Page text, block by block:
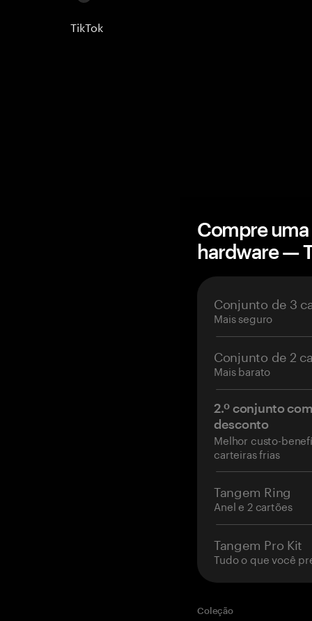
TikTok
Compre
hardware —
Conjunto de 3
Mais seguro
Conjunto de 2
Mais barato
2.º conjunto
desconto
Melhor custo-
carteiras frias
Tangem Ring
Anel e 2 cartões
Tangem Pro Kit
Tudo o que você
Coleção